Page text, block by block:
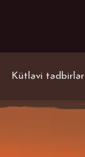
Kütləvi tədbirlər